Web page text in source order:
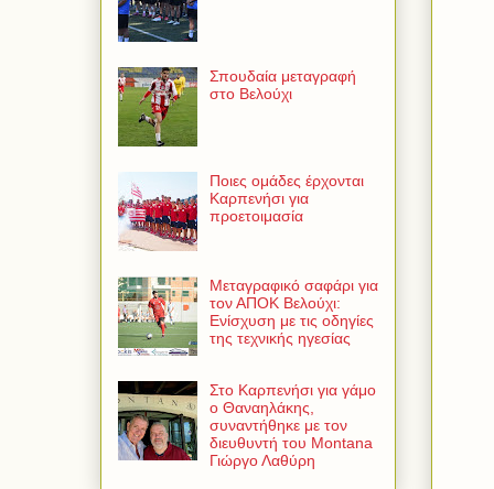
Σπουδαία μεταγραφή
στο Βελούχι
Ποιες ομάδες έρχονται
Καρπενήσι για
προετοιμασία
Μεταγραφικό σαφάρι για
τον ΑΠΟΚ Βελούχι:
Ενίσχυση με τις οδηγίες
της τεχνικής ηγεσίας
Στο Καρπενήσι για γάμο
ο Θαναηλάκης,
συναντήθηκε με τον
διευθυντή του Montana
Γιώργο Λαθύρη